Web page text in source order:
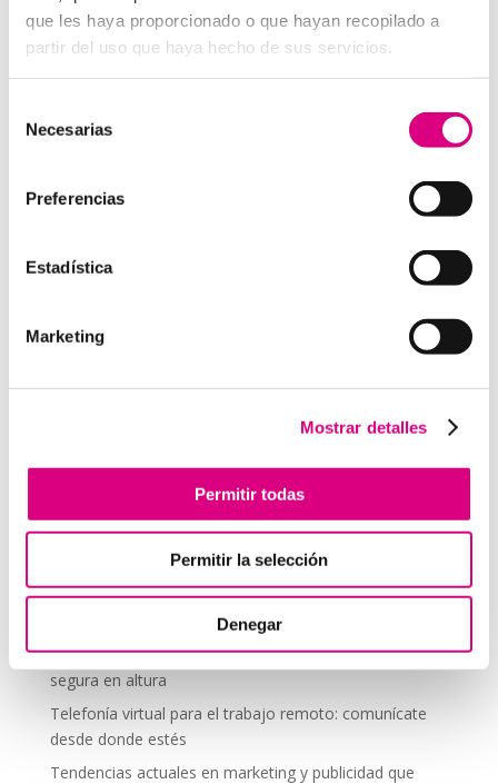
que les haya proporcionado o que hayan recopilado a
partir del uso que haya hecho de sus servicios.
Necesarias
Preferencias
Estadística
Marketing
Mostrar detalles
Permitir todas
Permitir la selección
Denegar
digital a ESET NOD 32, porque entienden que un
ataque en vacaciones puede suponer una pérdida de
EnSystem Network Communication
, con más de
15 años de experiencia, disponemos de un equipo de
negocio.Telefonía Virtual, Antivirus y Seguridad,
Business
; siempre con las garantías de un trabajo
través de nuestro email:
hola@grupo-system.com
Enviar comentario
Lo siento, debes estarconectadopara publicar un
comentario.
Telefonía Virtual
Interfonos IP para aerogeneradores: comunicación
segura en altura
Telefonía virtual para el trabajo remoto: comunícate
desde donde estés
Tendencias actuales en marketing y publicidad que